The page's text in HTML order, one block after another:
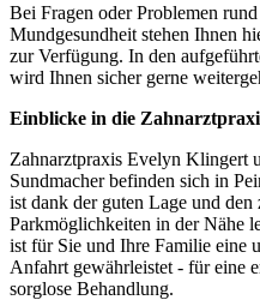
Bei Fragen oder Problemen
Mundgesundheit stehen Ihnen
zur Verfügung. In den
wird Ihnen sicher gerne
Einblicke in die
Zahnarztpraxis Evelyn Klingert
Sundmacher befinden sich in
ist dank der guten Lage und den
Parkmöglichkeiten in der Nähe
ist für Sie und Ihre Familie eine
Anfahrt gewährleistet - für eine
sorglose Behandlung.